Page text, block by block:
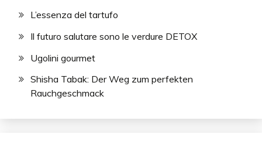
L’essenza del tartufo
Il futuro salutare sono le verdure DETOX
Ugolini gourmet
Shisha Tabak: Der Weg zum perfekten
Rauchgeschmack